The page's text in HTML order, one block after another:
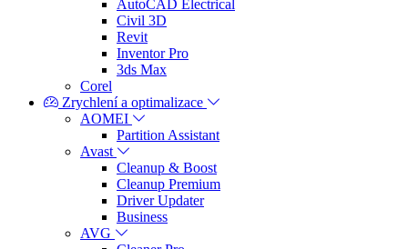
AutoCAD Electrical
Civil 3D
Revit
Inventor Pro
3ds Max
Corel
Zrychlení a optimalizace
AOMEI
Partition Assistant
Avast
Cleanup & Boost
Cleanup Premium
Driver Updater
Business
AVG